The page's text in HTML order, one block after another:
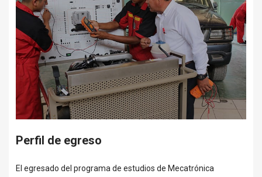
Perfil de egreso
El egresado del programa de estudios de Mecatrónica